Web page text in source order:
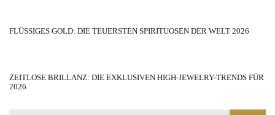
FLÜSSIGES GOLD: DIE TEUERSTEN SPIRITUOSEN DER WELT 2026
ZEITLOSE BRILLANZ: DIE EXKLUSIVEN HIGH-JEWELRY-TRENDS FÜR
2026